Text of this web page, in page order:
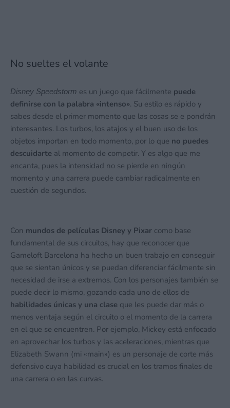
No sueltes el volante
Disney Speedstorm es un juego que fácilmente puede
definirse con la palabra «intenso». Su estilo es rápido y
sabes desde el primer momento que las cosas se e pondrán
interesantes. Los turbos, los atajos y el buen uso de los
objetos importan en todo momento, por lo que no puedes
descuidarte al momento de competir. Y es algo que me
encanta, pues la intensidad no se pierde en ningún
momento y una carrera puede cambiar radicalmente en
cuestión de segundos.
Con mundos de películas Disney y Pixar como base
fundamental de sus circuitos, hay que reconocer que
Gameloft Barcelona ha hecho un buen trabajo en conseguir
que se sientan únicos y se puedan diferenciar fácilmente sin
necesidad de irse a extremos. Con los personajes también se
puede decir lo mismo, gozando cada uno de ellos de
habilidades únicas y una clase que les puede dar más o
menos ventaja según el circuito o el momento de la carrera
en el que se encuentren. Por ejemplo, Mickey está enfocado
en aprovechar los turbos y las aceleraciones, mientras que
Elizabeth Swann (mi «main») es un personaje de corte más
defensivo cuya habilidad es crucial en los tramos finales de
una carrera o en las curvas.